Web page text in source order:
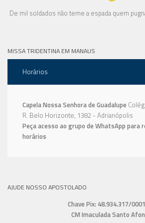
De mil soldados não teme a espada quem
MISSA TRIDENTINA EM MANAUS
Horários
Capela Nossa Senhora de Guadalupe
R. Belo Horizonte, 1382 - Adrianópolis
Peça acesso ao grupo de WhatsApp para
horários
AJUDE NOSSO APOSTOLADO
Chave Pix: 48.934.317/
CM Imaculada Santo